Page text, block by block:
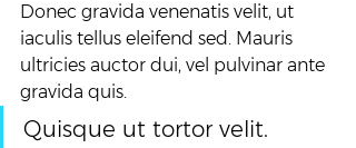
Donec gravida venenatis velit, ut
iaculis tellus eleifend sed. Mauris
ultricies auctor dui, vel pulvinar ante
gravida quis.
Quisque ut tortor velit.